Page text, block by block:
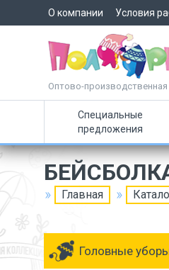
О компании Условия
Оптово-производственная
Специальные
предложения
Главная
Головные